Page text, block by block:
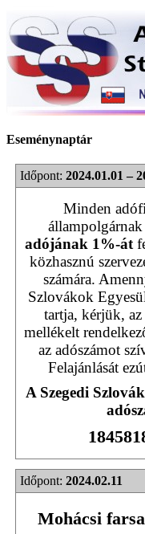
Eseménynaptár
Időpont: 2024.01.01 –
Minden
állampolgárnak
adójának 1%-át
közhasznú
számára.
Szlovákok
tartja, kérjük,
mellékelt
az adószámot
Felajánlását
A Szegedi
Időpont: 2024.02.11
Mohácsi